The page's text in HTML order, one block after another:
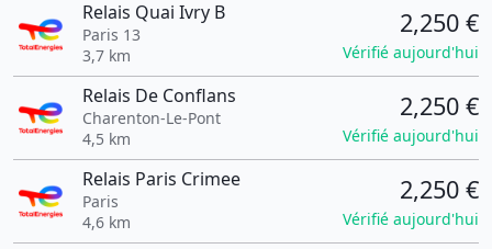
Relais Quai Ivry B
Paris 13
3,7 km
2,250 €
Vérifié aujourd'hui
Relais De Conflans
Charenton-Le-Pont
4,5 km
2,250 €
Vérifié aujourd'hui
Relais Paris Crimee
Paris
4,6 km
2,250 €
Vérifié aujourd'hui